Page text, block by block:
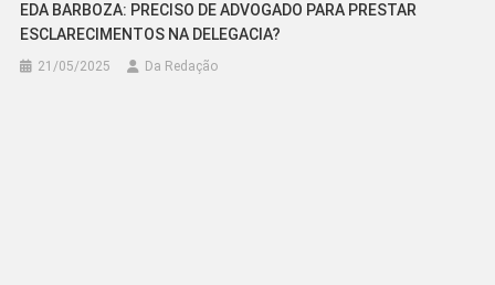
EDA BARBOZA: PRECISO DE ADVOGADO PARA PRESTAR
ESCLARECIMENTOS NA DELEGACIA?
21/05/2025 Da Redação